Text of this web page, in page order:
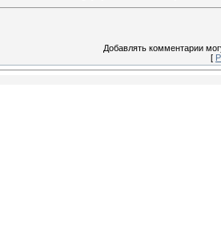
Добавлять комментарии
[